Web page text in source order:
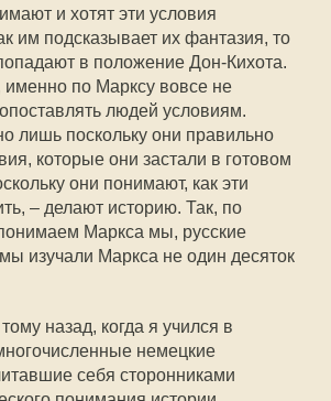
и хотят эти условия
им подсказывает их фантазия, то
в положение Дон-Кихота.
именно по Марксу вовсе не
людей условиям.
лишь поскольку они правильно
которые они застали в готовом
они понимают, как эти
– делают историю. Так, по
Маркса мы, русские
изучали Маркса не один десяток
назад, когда я учился в
немецкие
себя сторонниками